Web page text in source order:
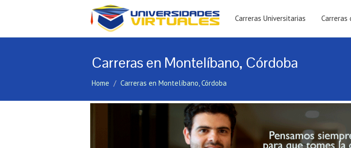
Carreras Universitarias Carreras
Carreras en Montelíbano, Córdoba
Home Carreras en Montelíbano, Córdoba